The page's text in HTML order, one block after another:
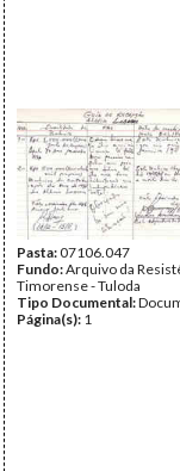
Pasta:07106.047
Fundo:Arquivo da
Timorense - Tuloda
Tipo Documental:
Página(s): 1